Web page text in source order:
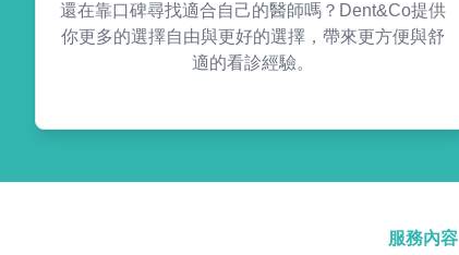
還在靠口碑尋找適合自己的醫師嗎？Dent&Co提供
你更多的選擇自由與更好的選擇，帶來更方便與舒
適的看診經驗。
服務內容